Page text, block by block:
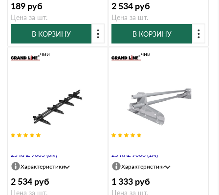
189 руб
Цена за шт.
В КОРЗИНУ
2 534 руб
Цена за шт.
В КОРЗИНУ
25 RAL 9005 (3м)
В наличии
Характеристики
2 534 руб
Цена за шт.
25 RAL 9006 (1м)
В наличии
Характеристики
1 333 руб
Цена за шт.